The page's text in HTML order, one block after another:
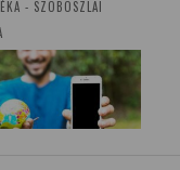
- SZOBOSZLAI